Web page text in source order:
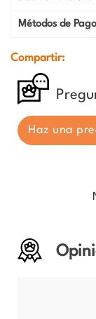
Métodos de Pago
Compartir:
Haz una